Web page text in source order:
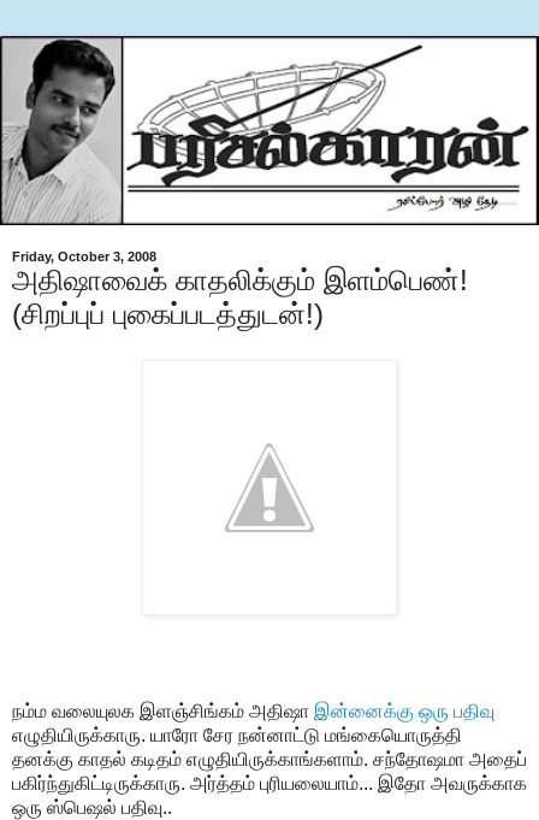
Friday, October 3, 2008
அதிஷாவைக் காதலிக்கும் இளம்பெண்!
(சிறப்புப் புகைப்படத்துடன்!)
நம்ம வலையுலக இளஞ்சிங்கம் அதிஷா இன்னைக்கு ஒரு பதிவு
எழுதியிருக்காரு. யாரோ சேர நன்னாட்டு மங்கையொருத்தி
தனக்கு காதல் கடிதம் எழுதியிருக்காங்களாம். சந்தோஷமா அதைப்
பகிர்ந்துகிட்டிருக்காரு. அர்த்தம் புரியலையாம்... இதோ அவருக்காக
ஒரு ஸ்பெஷல் பதிவு..